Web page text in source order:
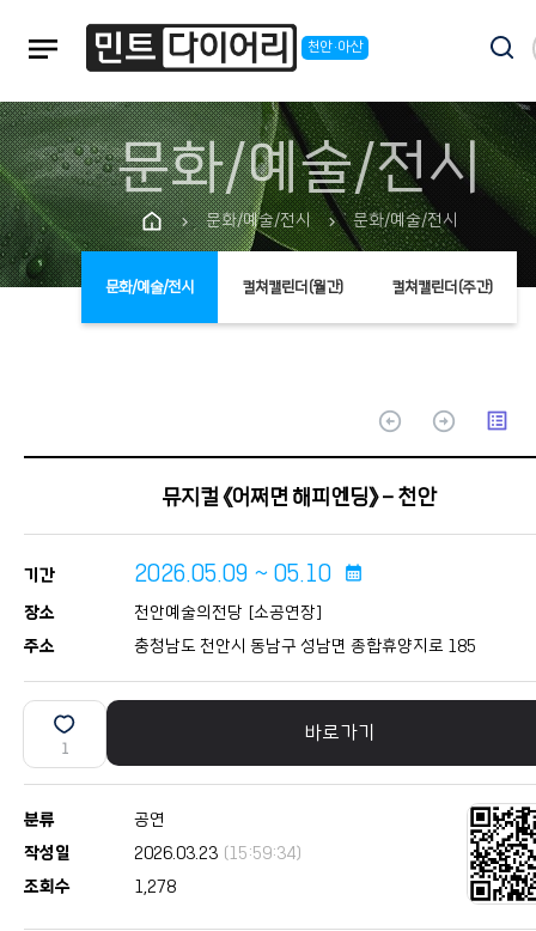
notes 천안·아산
문화/예술/전시
chevron_right 문화/예술/전시 chevron_right 문화/예술/전시
문화/예술/전시 컬쳐캘린더(월간) 컬쳐캘린더(주간)
arrow_circle_up arrow_circle_up list_alt
뮤지컬 《어쩌면 해피엔딩》 - 천안
기간 2026.05.09 ~ 05.10 calendar_month
장소
천안예술의전당 [소공연장]
주소
충청남도 천안시 동남구 성남면 종합휴양지로 185
1
바로가기
분류
공연
작성일
2026.03.23 (15:59:34)
조회수
1,278